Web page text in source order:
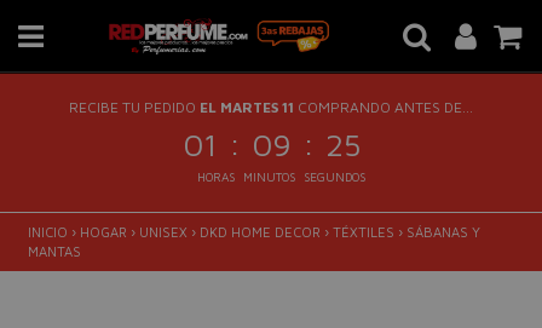
RECIBE TU PEDIDO EL MARTES 11 COMPRANDO ANTES DE...
01 : 09 : 24
HORAS MINUTOS SEGUNDOS
INICIO › HOGAR › UNISEX › DKD HOME DECOR › TÉXTILES › SÁBANAS Y
MANTAS